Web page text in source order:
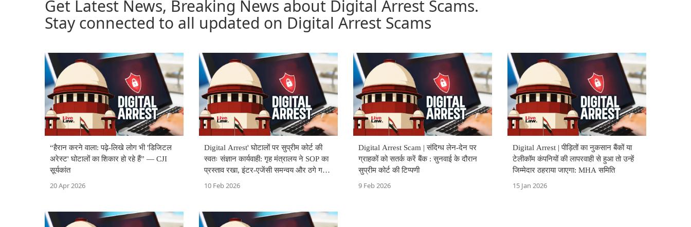
Get Latest News, Breaking News about Digital Arrest Scams.
Stay connected to all updated on Digital Arrest Scams
“हैरान करने वाला: पढ़े-लिखे लोग भी 'डिजिटल
अरेस्ट' घोटालों का शिकार हो रहे हैं” — CJI
सूर्यकांत
20 Apr 2026
Digital Arrest' घोटालों पर सुप्रीम कोर्ट की
स्वतः संज्ञान कार्यवाही: गृह मंत्रालय ने SOP का
प्रस्ताव रखा, इंटर-एजेंसी समन्वय और ठगे गए
धन की वापसी पर ज़ोर
10 Feb 2026
Digital Arrest Scam | संदिग्ध लेन-देन पर
ग्राहकों को सतर्क करें बैंक : सुनवाई के दौरान
सुप्रीम कोर्ट की टिप्पणी
9 Feb 2026
Digital Arrest | पीड़ितों का नुकसान बैंकों या
टेलीकॉम कंपनियों की लापरवाही से हुआ तो उन्हें
जिम्मेदार ठहराया जाएगा: MHA समिति
15 Jan 2026